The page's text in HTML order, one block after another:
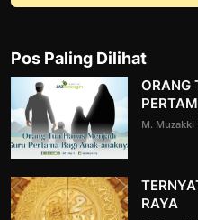
Pos Paling Dilihat
ORANG
M.
RAYA